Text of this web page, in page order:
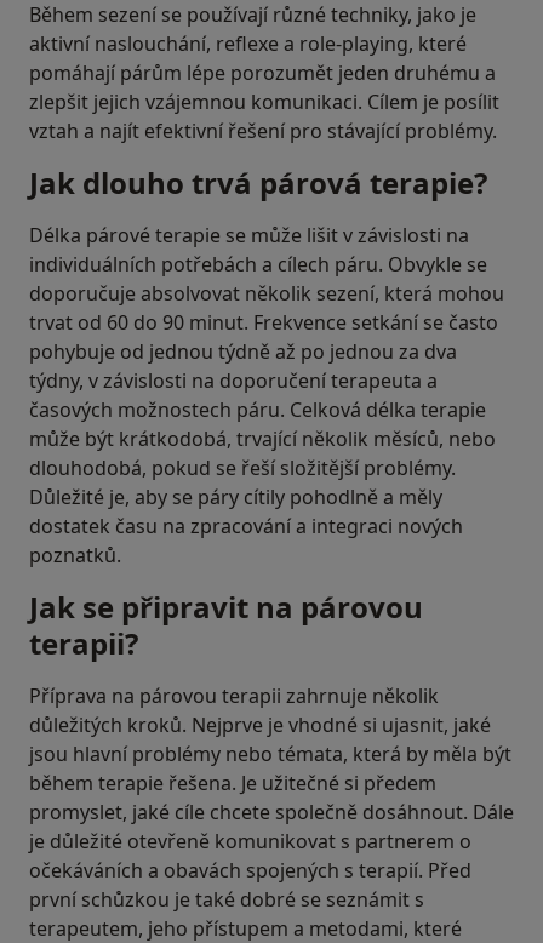
Během sezení se používají různé techniky, jako je
aktivní naslouchání, reflexe a role-playing, které
pomáhají párům lépe porozumět jeden druhému a
zlepšit jejich vzájemnou komunikaci. Cílem je posílit
vztah a najít efektivní řešení pro stávající problémy.
Jak dlouho trvá párová terapie?
Délka párové terapie se může lišit v závislosti na
individuálních potřebách a cílech páru. Obvykle se
doporučuje absolvovat několik sezení, která mohou
trvat od 60 do 90 minut. Frekvence setkání se často
pohybuje od jednou týdně až po jednou za dva
týdny, v závislosti na doporučení terapeuta a
časových možnostech páru. Celková délka terapie
může být krátkodobá, trvající několik měsíců, nebo
dlouhodobá, pokud se řeší složitější problémy.
Důležité je, aby se páry cítily pohodlně a měly
dostatek času na zpracování a integraci nových
poznatků.
Jak se připravit na párovou
terapii?
Příprava na párovou terapii zahrnuje několik
důležitých kroků. Nejprve je vhodné si ujasnit, jaké
jsou hlavní problémy nebo témata, která by měla být
během terapie řešena. Je užitečné si předem
promyslet, jaké cíle chcete společně dosáhnout. Dále
je důležité otevřeně komunikovat s partnerem o
očekáváních a obavách spojených s terapií. Před
první schůzkou je také dobré se seznámit s
terapeutem, jeho přístupem a metodami, které